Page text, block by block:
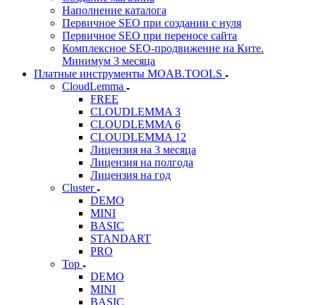
Наполнение каталога
Первичное SEO при создании с нуля
Первичное SEO при переносе сайта
Комплексное SEO-продвижение на Ките.
Минимум 3 месяца
Платные инструменты MOAB.TOOLS
CloudLemma
FREE
CLOUDLEMMA 3
CLOUDLEMMA 6
CLOUDLEMMA 12
Лицензия на 3 месяца
Лицензия на полгода
Лицензия на год
Cluster
DEMO
MINI
BASIC
STANDART
PRO
Top
DEMO
MINI
BASIC